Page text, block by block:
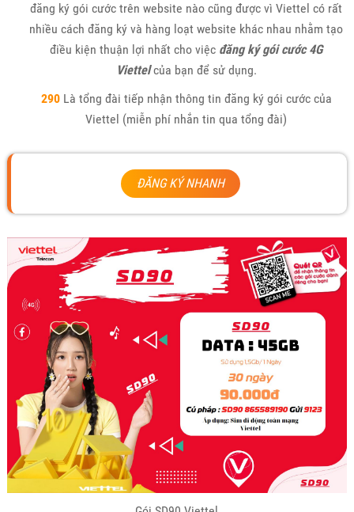
đăng ký gói cước trên website nào cũng được vì Viettel có rất
nhiều cách đăng ký và hàng loạt website khác nhau nhằm tạo
điều kiện thuận lợi nhất cho việc đăng ký gói cước 4G
Viettelcủa bạn để sử dụng.
290Là tổng đài tiếp nhận thông tin đăng ký gói cước của
Viettel (miễn phí nhắn tin qua tổng đài)
ĐĂNG KÝ NHANH